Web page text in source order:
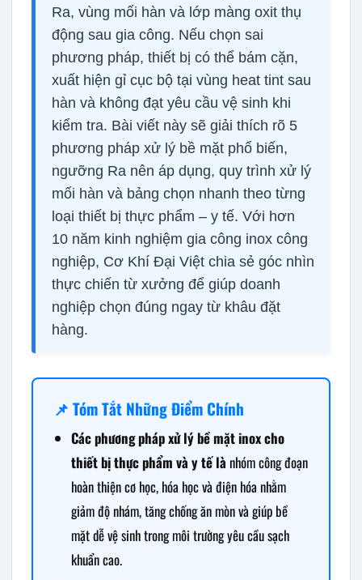
Ra, vùng mối hàn và lớp màng oxit thụ
động sau gia công. Nếu chọn sai
phương pháp, thiết bị có thể bám cặn,
xuất hiện gỉ cục bộ tại vùng heat tint sau
hàn và không đạt yêu cầu vệ sinh khi
kiểm tra. Bài viết này sẽ giải thích rõ 5
phương pháp xử lý bề mặt phổ biến,
ngưỡng Ra nên áp dụng, quy trình xử lý
mối hàn và bảng chọn nhanh theo từng
loại thiết bị thực phẩm – y tế. Với hơn
10 năm kinh nghiệm gia công inox công
nghiệp, Cơ Khí Đại Việt chia sẻ góc nhìn
thực chiến từ xưởng để giúp doanh
nghiệp chọn đúng ngay từ khâu đặt
hàng.
📌 Tóm Tắt Những Điểm Chính
Các phương pháp xử lý bề mặt inox cho
thiết bị thực phẩm và y tế là nhóm công đoạn
hoàn thiện cơ học, hóa học và điện hóa nhằm
giảm độ nhám, tăng chống ăn mòn và giúp bề
mặt dễ vệ sinh trong môi trường yêu cầu sạch
khuẩn cao.